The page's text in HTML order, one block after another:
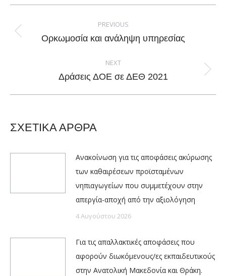
Facebook
X
PinterestLinkedIn
navigation
PREVIOUS
Previous
Ορκωμοσία και ανάληψη υπηρεσίας
NEXT
Next
Δράσεις ΔΟΕ σε ΔΕΘ 2021
ΣΧΕΤΙΚΑ ΑΡΘΡΑ
Ανακοίνωση για τις αποφάσεις ακύρωσης
των καθαιρέσεων προϊσταμένων
νηπιαγωγείων που συμμετέχουν στην
απεργία-αποχή από την αξιολόγηση
4 Αυγούστου 2026
Για τις απαλλακτικές αποφάσεις που
αφορούν διωκόμενους/ες εκπαιδευτικούς
στην Ανατολική Μακεδονία και Θράκη.